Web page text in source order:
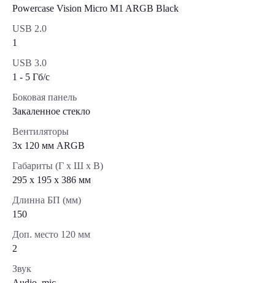
Powercase Vision Micro M1 ARGB Black
USB 2.0
1
USB 3.0
1 - 5 Гб/с
Боковая панель
Закаленное стекло
Вентиляторы
3х 120 мм ARGB
Габариты (Г x Ш x В)
295 x 195 x 386 мм
Длинна БП (мм)
150
Доп. место 120 мм
2
Звук